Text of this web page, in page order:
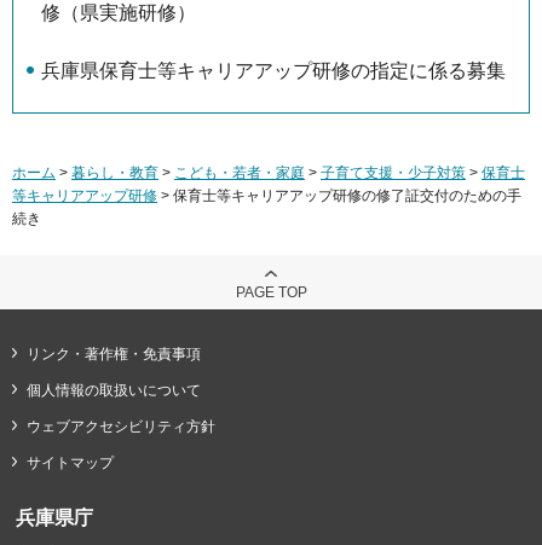
修（県実施研修）
兵庫県保育士等キャリアアップ研修の指定に係る募集
ホーム > 暮らし・教育 > こども・若者・家庭 > 子育て支援・少子対策 > 保育士
等キャリアアップ研修 > 保育士等キャリアアップ研修の修了証交付のための手
続き
PAGE TOP
リンク・著作権・免責事項
個人情報の取扱いについて
ウェブアクセシビリティ方針
サイトマップ
兵庫県庁